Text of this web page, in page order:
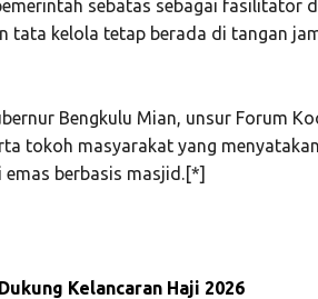
sebatas sebagai fasilitator
tata kelola tetap berada di tangan
Bengkulu Mian, unsur Forum
tokoh masyarakat yang
berbasis masjid.[*]
Kelancaran Haji 2026